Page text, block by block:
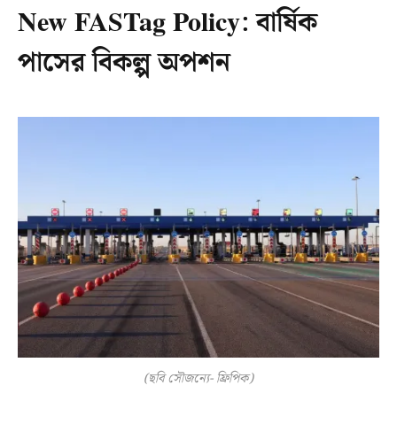
New FASTag Policy: বার্ষিক
পাসের বিকল্প অপশন
(ছবি সৌজন্যে- ফ্রিপিক)